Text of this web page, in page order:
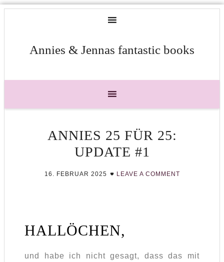
Annies & Jennas fantastic books
ANNIES 25 FÜR 25:
UPDATE #1
16. FEBRUAR 2025 LEAVE A COMMENT
HALLÖCHEN,
und habe ich nicht gesagt, dass das mit